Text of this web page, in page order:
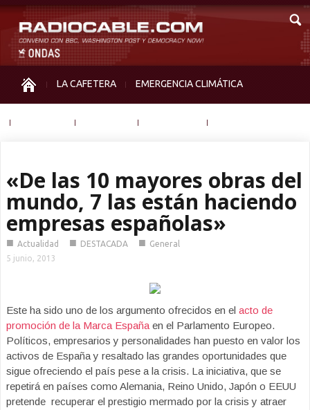
LA CAFETERA EMERGENCIA CLIMÁTICA
«De las 10 mayores obras del
mundo, 7 las están haciendo
empresas españolas»
■ Actualidad ■ DESTACADA ■ General
5 junio, 2013
Este ha sido uno de los argumento ofrecidos en el acto de
promoción de la Marca España en el Parlamento Europeo.
Políticos, empresarios y personalidades han puesto en valor los
activos de España y resaltado las grandes oportunidades que
sigue ofreciendo el país pese a la crisis. La iniciativa, que se
repetirá en países como Alemania, Reino Unido, Japón o EEUU
pretende recuperar el prestigio mermado por la crisis y atraer